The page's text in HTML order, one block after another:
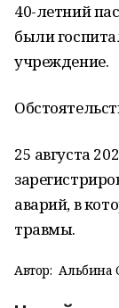
40-летний
были
учреждение.
25 августа
аварий, в
травмы.
Автор: Альбина